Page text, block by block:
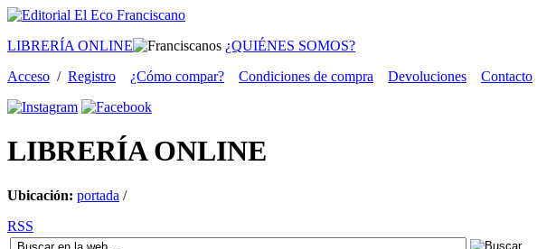
LIBRERÍA ONLINE
¿QUIÉNES SOMOS?
Acceso / Registro ¿Cómo compar? Condiciones de compra Devoluciones Contacto
LIBRERÍAONLINE
Ubicación: portada /
RSS